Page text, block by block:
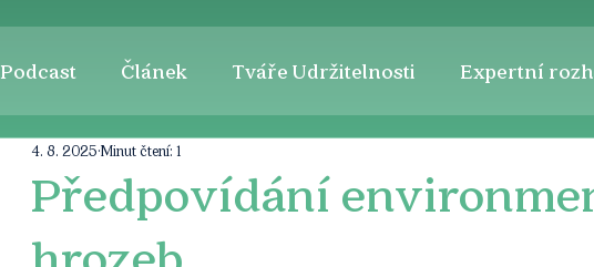
Podcast Článek Tváře Udržitelnosti Expertní
Předpovídání
4. 8. 2025 Minut čtení: 1